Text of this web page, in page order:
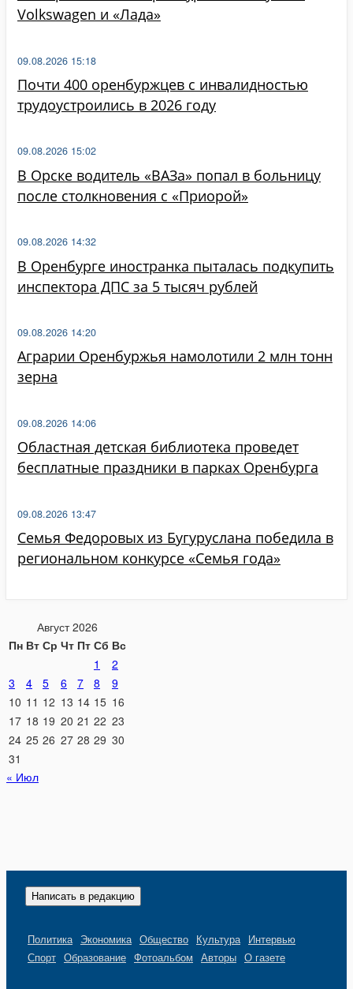
Volkswagen и «Лада»
Почти 400 оренбуржцев с инвалидностью
трудоустроились в 2026 году
09.08.2026 15:18
В Орске водитель «ВАЗа» попал в больницу
после столкновения с «Приорой»
09.08.2026 15:02
В Оренбурге иностранка пыталась подкупить
инспектора ДПС за 5 тысяч рублей
09.08.2026 14:32
Аграрии Оренбуржья намолотили 2 млн тонн
зерна
09.08.2026 14:20
Областная детская библиотека проведет
бесплатные праздники в парках Оренбурга
09.08.2026 14:06
Семья Федоровых из Бугуруслана победила в
региональном конкурсе «Семья года»
09.08.2026 13:47
Август 2026
Пн Вт Ср Чт Пт Сб Вс
1
2
3
4 5 6 7 8
9
10 11 12 13 14 15 16
17 18 19 20 21 22 23
24 25 26 27 28 29 30
31
« Июл
Написать в редакцию
Политика Экономика Общество Культура Интервью
Спорт Образование Фотоальбом Авторы О газете